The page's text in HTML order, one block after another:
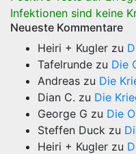
Infektionen sind keine
Neueste Kommentare
Heiri + Kugler zu
Tafelrunde zu Die
Andreas zu Die
Dian C. zu Die
George G zu Die
Steffen Duck zu
Heiri + Kugler zu